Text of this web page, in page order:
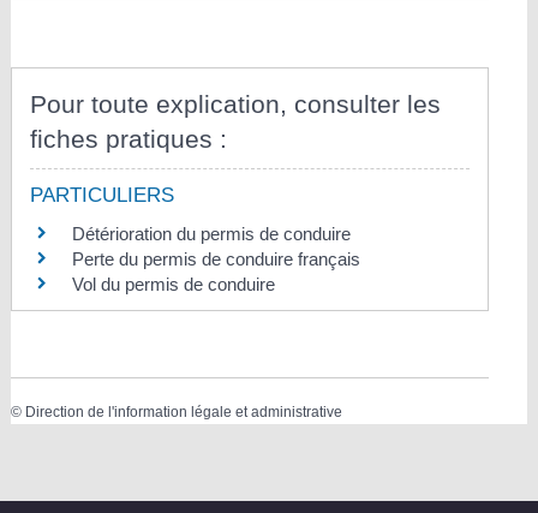
Pour toute explication, consulter les
fiches pratiques :
PARTICULIERS
Détérioration du permis de conduire
Perte du permis de conduire français
Vol du permis de conduire
© Direction de l'information légale et administrative